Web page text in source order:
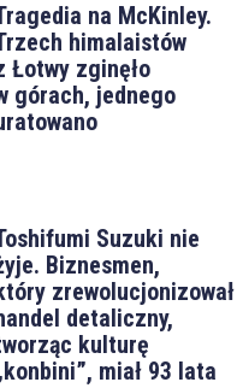
na McKinley.
himalaistów
Łotwy zginęło
górach, jednego
Suzuki nie
Biznesmen,
zrewolucjonizował
detaliczny,
kulturę
miał 93 lata